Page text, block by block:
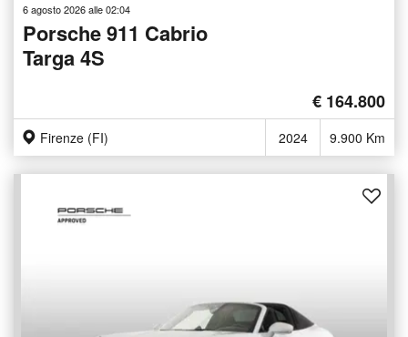
6 agosto 2026 alle 02:04
Porsche 911 Cabrio
Targa 4S
€ 164.800
Firenze (FI) 2024 9.900 Km